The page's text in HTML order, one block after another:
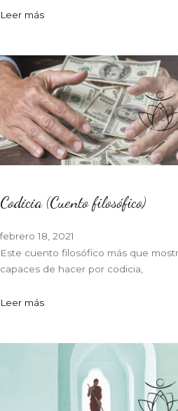
Leer más
Codicia (Cuento filosófico)
febrero 18, 2021
Este cuento filosófico más que
capaces de hacer por codicia,
Leer más